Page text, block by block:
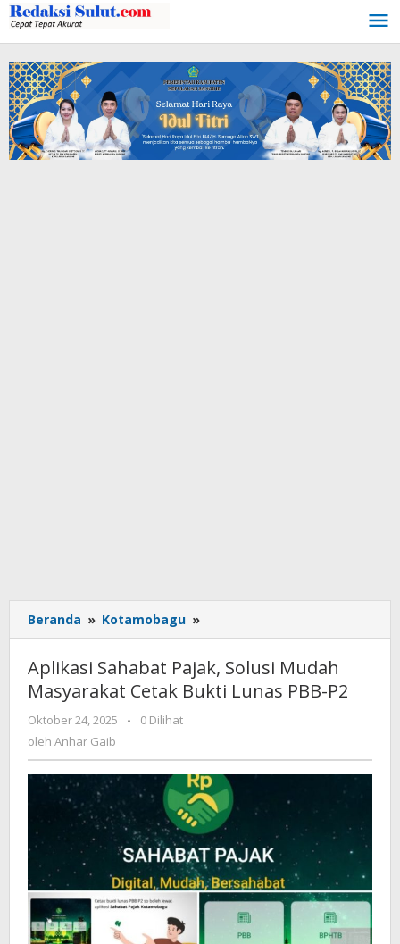
Lewati
ke
konten
Beranda » Kotamobagu »
Sahabat
Pajak,
Solusi
Mudah
PBB-
P2
Aplikasi Sahabat Pajak, Solusi Mudah
Masyarakat Cetak Bukti Lunas PBB-P2
Oktober 24, 2025
oleh
-
0 Dilihat
oleh Anhar Gaib